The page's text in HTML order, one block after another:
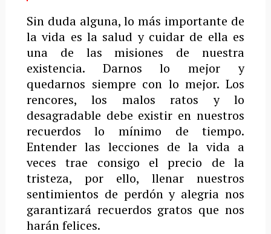
Sin duda alguna, lo más importante de
la vida es la salud y cuidar de ella es
una de las misiones de nuestra
existencia. Darnos lo mejor y
quedarnos siempre con lo mejor. Los
rencores, los malos ratos y lo
desagradable debe existir en nuestros
recuerdos lo mínimo de tiempo.
Entender las lecciones de la vida a
veces trae consigo el precio de la
tristeza, por ello, llenar nuestros
sentimientos de perdón y alegria nos
garantizará recuerdos gratos que nos
harán felices.